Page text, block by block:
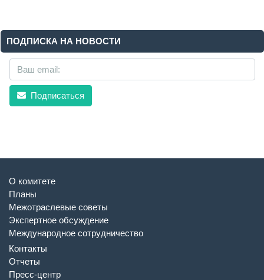
ПОДПИСКА НА НОВОСТИ
Подписаться
О комитете
Планы
Межотраслевые советы
Экспертное обсуждение
Международное сотрудничество
Контакты
Отчеты
Пресс-центр